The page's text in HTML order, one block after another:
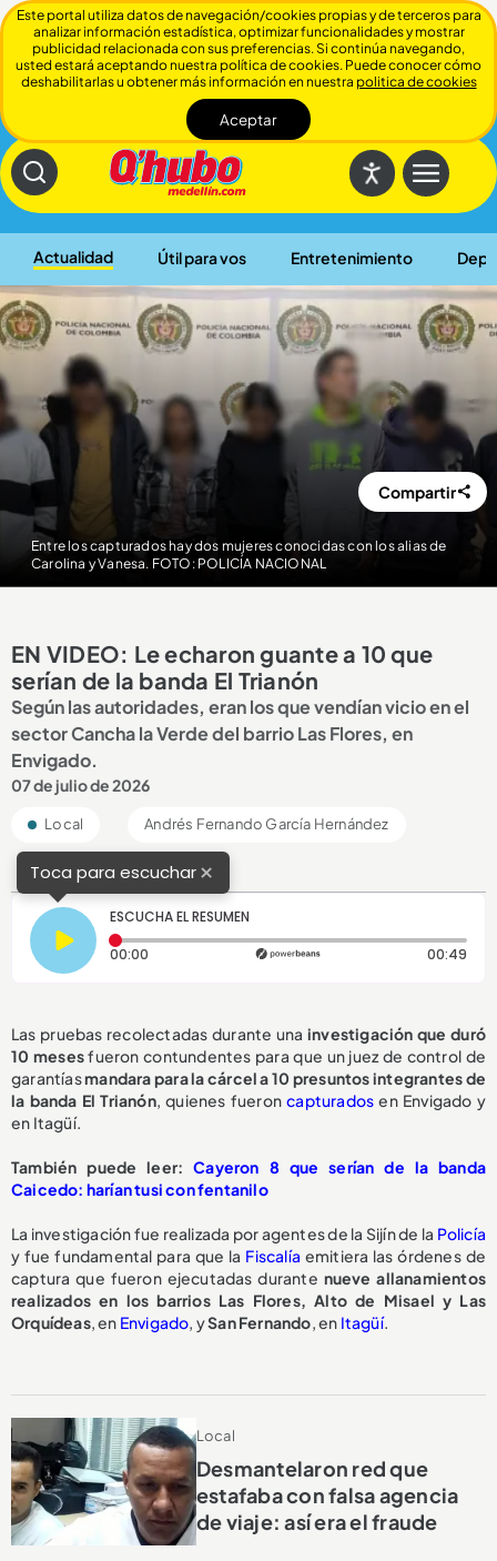
Actualidad Útil para vos Entretenimiento
Cerrar
Entre los capturados hay dos mujeres conocidas con los alias de
Carolina y Vanesa. FOTO: POLICÍA NACIONAL
Compartir
EN VIDEO: Le echaron guante a 10 que
serían de la banda El Trianón
Según las autoridades, eran los que vendían vicio en el
sector Cancha la Verde del barrio Las Flores, en
Envigado.
07 de julio de 2026
Local Andrés Fernando García Hernández
Toca para escuchar×
ESCUCHA EL RESUMEN
00:00 Tiempo transcurrido: 0 segundos 00:49
Las pruebas recolectadas durante una investigación que duró
10 mesesfueron contundentes para que un juez de control de
garantíasmandara para la cárcel a 10 presuntos integrantes de
la banda El Trianón, quienes fueroncapturados en Envigado y
en Itagüí.
También puede leer:Cayeron 8 que serían de la banda
Caicedo: harían tusi con fentanilo
La investigación fue realizada por agentes de la Sijín de la Policía
y fue fundamental para que la Fiscalía emitiera las órdenes de
captura que fueron ejecutadas durante nueve allanamientos
realizados en los barrios Las Flores, Alto de Misael y Las
Orquídeas, en Envigado, ySan Fernando, en Itagüí.
Local
Desmantelaron red que
estafaba con falsa agencia
de viaje: así era el fraude
Este portal utiliza datos de navegación/cookies propias y de terceros para
analizar información estadística, optimizar funcionalidades y mostrar
publicidad relacionada con sus preferencias. Si continúa navegando,
usted estará aceptando nuestra política de cookies. Puede conocer cómo
deshabilitarlas u obtener más información en nuestra politica de cookies
Aceptar